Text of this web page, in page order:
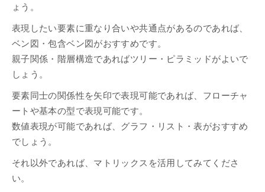
ょう。
表現したい要素に重なり合いや共通点があるのであれば、
ベン図・包含ベン図がおすすめです。
親子関係・階層構造であればツリー・ピラミッドがよいで
しょう。
要素同士の関係性を矢印で表現可能であれば、フローチャ
ートや基本の型で表現可能です。
数値表現が可能であれば、グラフ・リスト・表がおすすめ
でしょう。
それ以外であれば、マトリックスを活用してみてくださ
い。